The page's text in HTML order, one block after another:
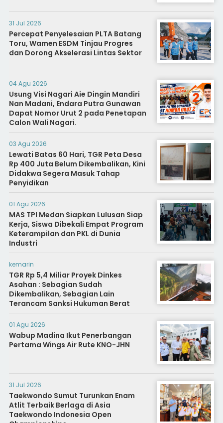
31 Jul 2026
Percepat Penyelesaian PLTA Batang
Toru, Wamen ESDM Tinjau Progres
dan Dorong Akselerasi Lintas Sektor
04 Agu 2026
Usung Visi Nagari Aie Dingin Mandiri
Nan Madani, Endara Putra Gunawan
Dapat Nomor Urut 2 pada Penetapan
Calon Wali Nagari.
03 Agu 2026
Lewati Batas 60 Hari, TGR Peta Desa
Rp 400 Juta Belum Dikembalikan, Kini
Didakwa Segera Masuk Tahap
Penyidikan
01 Agu 2026
MAS TPI Medan Siapkan Lulusan Siap
Kerja, Siswa Dibekali Empat Program
Keterampilan dan PKL di Dunia
Industri
kemarin
TGR Rp 5,4 Miliar Proyek Dinkes
Asahan : Sebagian Sudah
Dikembalikan, Sebagian Lain
Terancam Sanksi Hukuman Berat
01 Agu 2026
Wabup Madina Ikut Penerbangan
Pertama Wings Air Rute KNO-JHN
31 Jul 2026
Taekwondo Sumut Turunkan Enam
Atlit Terbaik Berlaga di Asia
Taekwondo Indonesia Open